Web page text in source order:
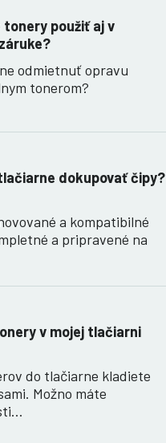
tonery použiť aj v
odmietnuť opravu
tonerom?
dokupovať čipy?
a kompatibilné
a pripravené na
v mojej tlačiarni
do tlačiarne kladiete
Možno máte